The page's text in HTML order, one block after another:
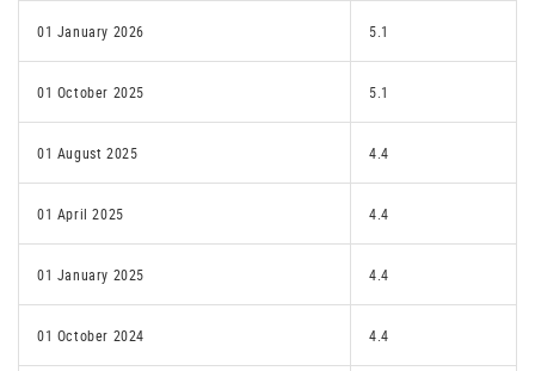
01 January 2026 5.1
01 October 2025 5.1
01 August 2025 4.4
01 April 2025 4.4
01 January 2025 4.4
01 October 2024 4.4